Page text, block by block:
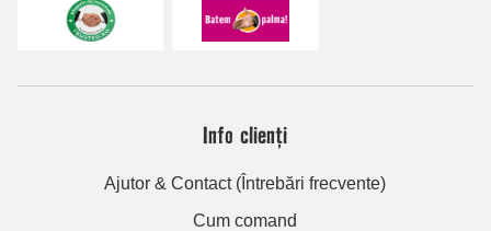
Info clienți
Ajutor & Contact (Întrebări frecvente)
Cum comand